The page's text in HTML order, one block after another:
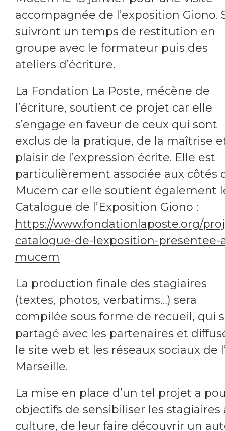
accompagnée de l’exposition Giono.
suivront un temps de restitution en
groupe avec le formateur puis des
ateliers d’écriture.
La Fondation La Poste, mécène de
l’écriture, soutient ce projet car elle
s’engage en faveur de ceux qui sont
exclus de la pratique, de la maîtrise
plaisir de l’expression écrite. Elle est
particulièrement associée aux côtés
Mucem car elle soutient également
Catalogue de l’Exposition Giono :
https://www.fondationlaposte.org/
catalogue-de-lexposition-presentee-
mucem
La production finale des stagiaires
(textes, photos, verbatims…) sera
compilée sous forme de recueil, qui
partagé avec les partenaires et
le site web et les réseaux sociaux de
Marseille.
La mise en place d’un tel projet a
objectifs de sensibiliser les stagiaires
culture, de leur faire découvrir un